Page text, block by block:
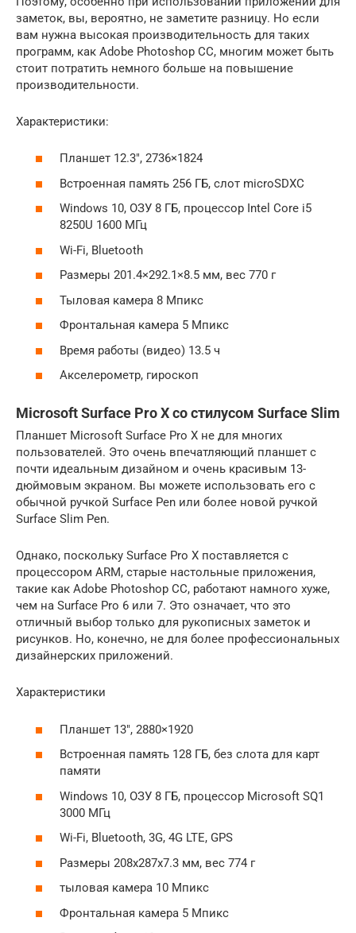
заметок, вы, вероятно, не заметите разницу. Но если
вам нужна высокая производительность для таких
программ, как Adobe Photoshop CC, многим может быть
стоит потратить немного больше на повышение
производительности.
Характеристики:
Планшет 12.3″, 2736×1824
Встроенная память 256 ГБ, слот microSDXC
Windows 10, ОЗУ 8 ГБ, процессор Intel Core i5
8250U 1600 МГц
Wi-Fi, Bluetooth
Размеры 201.4×292.1×8.5 мм, вес 770 г
Тыловая камера 8 Мпикс
Фронтальная камера 5 Мпикс
Время работы (видео) 13.5 ч
Акселерометр, гироскоп
Microsoft Surface Pro X со стилусом Surface Slim
Планшет Microsoft Surface Pro X не для многих
пользователей. Это очень впечатляющий планшет с
почти идеальным дизайном и очень красивым 13-
дюймовым экраном. Вы можете использовать его с
обычной ручкой Surface Pen или более новой ручкой
Surface Slim Pen.
Однако, поскольку Surface Pro X поставляется с
процессором ARM, старые настольные приложения,
такие как Adobe Photoshop CC, работают намного хуже,
чем на Surface Pro 6 или 7. Это означает, что это
отличный выбор только для рукописных заметок и
рисунков. Но, конечно, не для более профессиональных
дизайнерских приложений.
Характеристики
Планшет 13″, 2880×1920
Встроенная память 128 ГБ, без слота для карт
памяти
Windows 10, ОЗУ 8 ГБ, процессор Microsoft SQ1
3000 МГц
Wi-Fi, Bluetooth, 3G, 4G LTE, GPS
Размеры 208x287x7.3 мм, вес 774 г
тыловая камера 10 Мпикс
Фронтальная камера 5 Мпикс